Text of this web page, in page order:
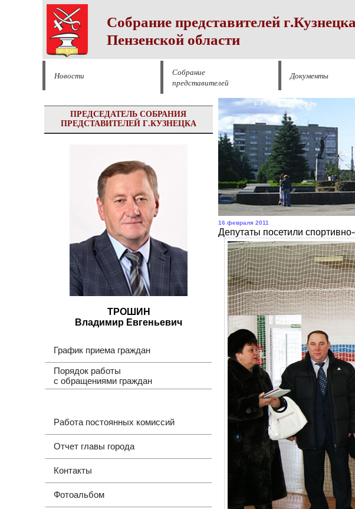
Собрание представителей г.Кузнецка
Пензенской области
Новости
Собрание
представителей
Документы
ПРЕДСЕДАТЕЛЬ СОБРАНИЯ
ПРЕДСТАВИТЕЛЕЙ Г.КУЗНЕЦКА
ТРОШИН
Владимир Евгеньевич
График приема граждан
Порядок работы
с обращениями граждан
Работа постоянных комиссий
Отчет главы города
Контакты
Фотоальбом
16 февраля 2011
Депутаты посетили